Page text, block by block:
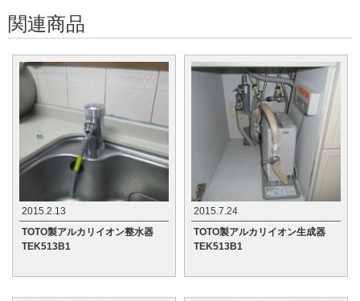
関連商品
2015.2.13
TOTO製アルカリイオン整水器
TEK513B1
2015.7.24
TOTO製アルカリイオン生成器
TEK513B1